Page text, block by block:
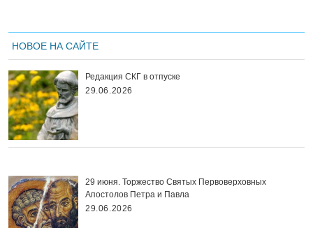
НОВОЕ НА САЙТЕ
Редакция СКГ в отпуске
29.06.2026
29 июня. Торжество Святых Первоверховных
Апостолов Петра и Павла
29.06.2026